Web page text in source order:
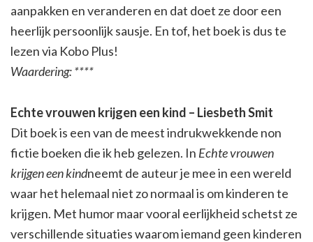
aanpakken en veranderen en dat doet ze door een
heerlijk persoonlijk sausje. En tof, het boek is dus te
lezen via Kobo Plus!
Waardering: ****
Echte vrouwen krijgen een kind – Liesbeth Smit
Dit boek is een van de meest indrukwekkende non
fictie boeken die ik heb gelezen. In Echte vrouwen
krijgen een kindneemt de auteur je mee in een wereld
waar het helemaal niet zo normaal is om kinderen te
krijgen. Met humor maar vooral eerlijkheid schetst ze
verschillende situaties waarom iemand geen kinderen